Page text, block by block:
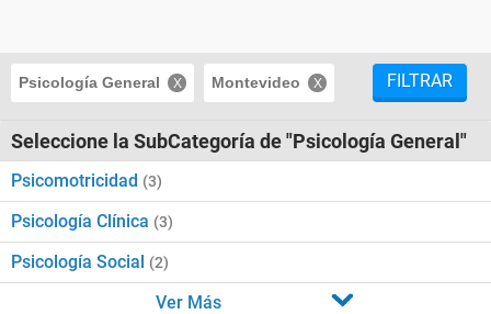
Psicología General Montevideo FILTRAR
Seleccione la SubCategoría de "Psicología General"
Psicomotricidad (3)
Psicología Clínica (3)
Psicología Social (2)
Ver Más